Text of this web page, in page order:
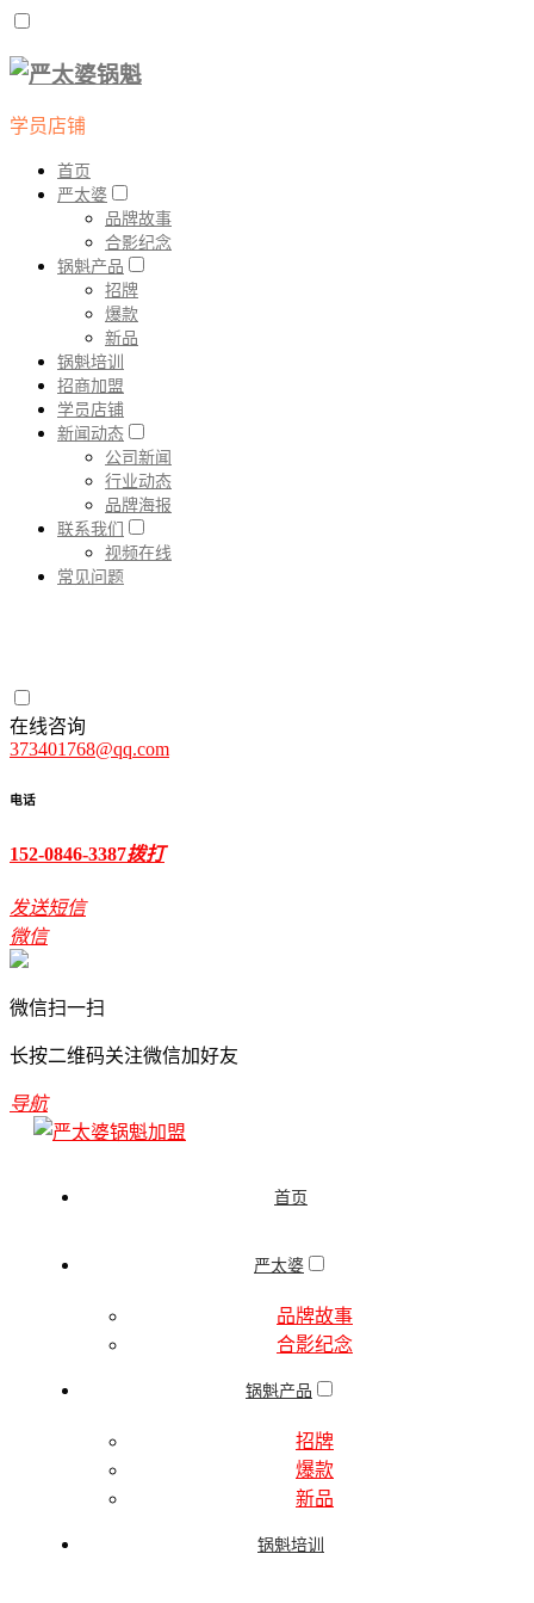
学员店铺
首页
严太婆
品牌故事
合影纪念
锅魁产品
招牌
爆款
新品
锅魁培训
招商加盟
学员店铺
新闻动态
公司新闻
行业动态
品牌海报
联系我们
视频在线
常见问题
在线咨询
373401768@qq.com
电话
152-0846-3387拨打
发送短信
微信
微信扫一扫
长按二维码关注微信加好友
导航
首页
严太婆
品牌故事
合影纪念
锅魁产品
招牌
爆款
新品
锅魁培训